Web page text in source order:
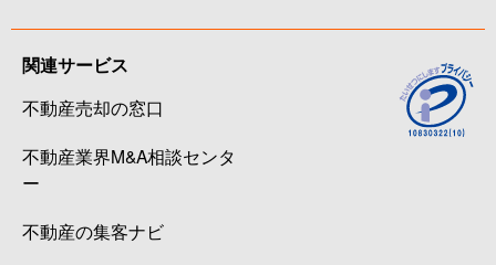
関連サービス
不動産売却の窓口
不動産業界M&A相談センタ
ー
不動産の集客ナビ